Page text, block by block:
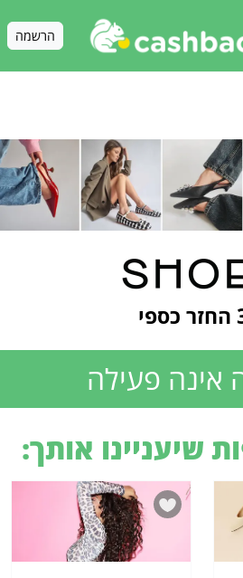
הרשמה
אינה פעילה
שיעניינו אותך: